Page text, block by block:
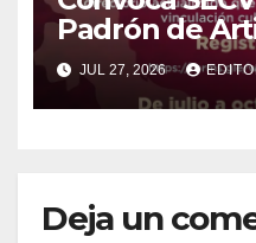
Padrón de
Veracruz
JUL 27, 2026
Deja un